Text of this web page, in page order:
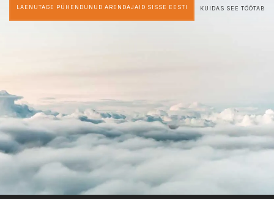
LAENUTAGE PÜHENDUNUD ARENDAJAID SISSE EESTI KUIDAS SEE TÖÖTAB